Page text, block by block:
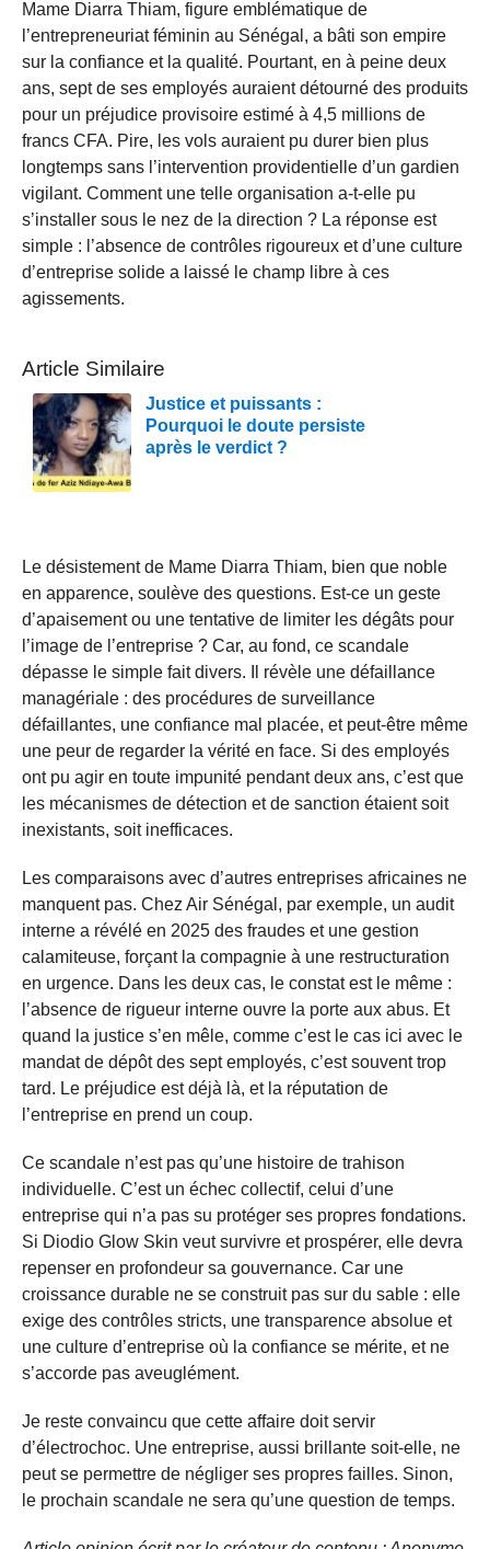
Mame Diarra Thiam, figure emblématique de
l’entrepreneuriat féminin au Sénégal, a bâti son empire
sur la confiance et la qualité. Pourtant, en à peine deux
ans, sept de ses employés auraient détourné des produits
pour un préjudice provisoire estimé à 4,5 millions de
francs CFA. Pire, les vols auraient pu durer bien plus
longtemps sans l’intervention providentielle d’un gardien
vigilant. Comment une telle organisation a-t-elle pu
s’installer sous le nez de la direction ? La réponse est
simple : l’absence de contrôles rigoureux et d’une culture
d’entreprise solide a laissé le champ libre à ces
agissements.
Article Similaire
Justice et puissants :
Pourquoi le doute persiste
après le verdict ?
Le désistement de Mame Diarra Thiam, bien que noble
en apparence, soulève des questions. Est-ce un geste
d’apaisement ou une tentative de limiter les dégâts pour
l’image de l’entreprise ? Car, au fond, ce scandale
dépasse le simple fait divers. Il révèle une défaillance
managériale : des procédures de surveillance
défaillantes, une confiance mal placée, et peut-être même
une peur de regarder la vérité en face. Si des employés
ont pu agir en toute impunité pendant deux ans, c’est que
les mécanismes de détection et de sanction étaient soit
inexistants, soit inefficaces.
Les comparaisons avec d’autres entreprises africaines ne
manquent pas. Chez Air Sénégal, par exemple, un audit
interne a révélé en 2025 des fraudes et une gestion
calamiteuse, forçant la compagnie à une restructuration
en urgence. Dans les deux cas, le constat est le même :
l’absence de rigueur interne ouvre la porte aux abus. Et
quand la justice s’en mêle, comme c’est le cas ici avec le
mandat de dépôt des sept employés, c’est souvent trop
tard. Le préjudice est déjà là, et la réputation de
l’entreprise en prend un coup.
Ce scandale n’est pas qu’une histoire de trahison
individuelle. C’est un échec collectif, celui d’une
entreprise qui n’a pas su protéger ses propres fondations.
Si Diodio Glow Skin veut survivre et prospérer, elle devra
repenser en profondeur sa gouvernance. Car une
croissance durable ne se construit pas sur du sable : elle
exige des contrôles stricts, une transparence absolue et
une culture d’entreprise où la confiance se mérite, et ne
s’accorde pas aveuglément.
Je reste convaincu que cette affaire doit servir
d’électrochoc. Une entreprise, aussi brillante soit-elle, ne
peut se permettre de négliger ses propres failles. Sinon,
le prochain scandale ne sera qu’une question de temps.